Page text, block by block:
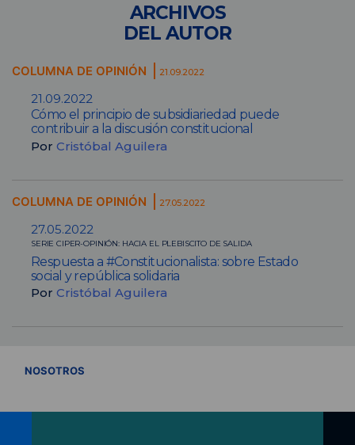
ARCHIVOS
DEL AUTOR
COLUMNA DE OPINIÓN 21.09.2022
21.09.2022
Cómo el principio de subsidiariedad puede
contribuir a la discusión constitucional
Por Cristóbal Aguilera
COLUMNA DE OPINIÓN 27.05.2022
27.05.2022
SERIE CIPER-OPINIÓN: HACIA EL PLEBISCITO DE SALIDA
Respuesta a #Constitucionalista: sobre Estado
social y república solidaria
Por Cristóbal Aguilera
NOSOTROS